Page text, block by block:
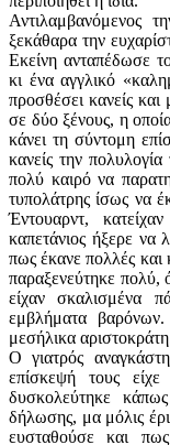
Αντιλαμβανόμενος
ξεκάθαρα την
Εκείνη ανταπέδωσε
κι ένα αγγλικό
προσθέσει κανείς και
σε δύο ξένους, η
κάνει τη σύντομη
κανείς την
πολύ καιρό να
τυπολάτρης ίσως να
Έντουαρντ,
καπετάνιος ήξερε να
πως έκανε πολλές
παραξενεύτηκε πολύ,
είχαν σκαλισμένα
εμβλήματα
μεσήλικα
Ο γιατρός
επίσκεψή τους
δυσκολεύτηκε
δήλωσης, μα μόλις
ευσταθούσε και